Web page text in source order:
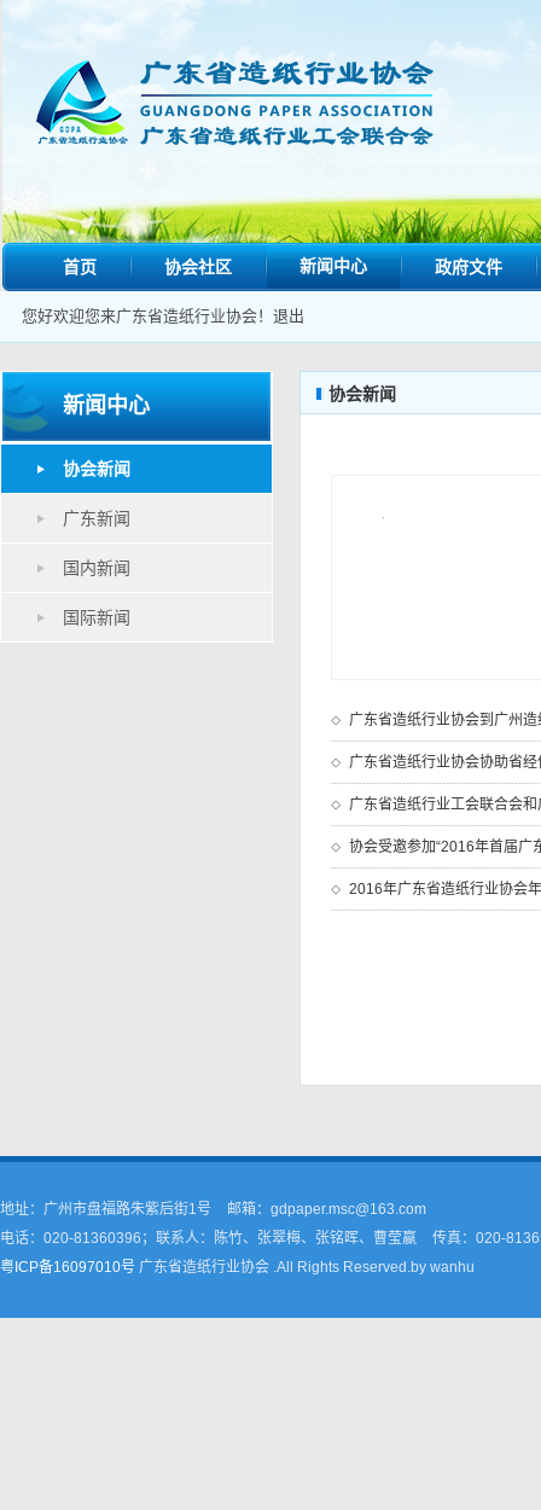
首页 协会社区 新闻中心 政府文件
您好欢迎您来广东省造纸行业协会！ 退出
新闻中心
协会新闻
广东新闻
国内新闻
国际新闻
协会新闻
广东省造纸行业协会到广州
广东省造纸行业协会协助省
广东省造纸行业工会联合会
协会受邀参加“2016年首届广
2016年广东省造纸行业协会
地址：广州市盘福路朱紫后街1号
邮箱：gdpaper.msc@163.com
电话：020-81360396；联系人：陈竹、张翠梅、张铭晖、曹莹嬴
传真：020-
粤ICP备16097010号 广东省造纸行业协会 .All Rights Reserved.by wanhu